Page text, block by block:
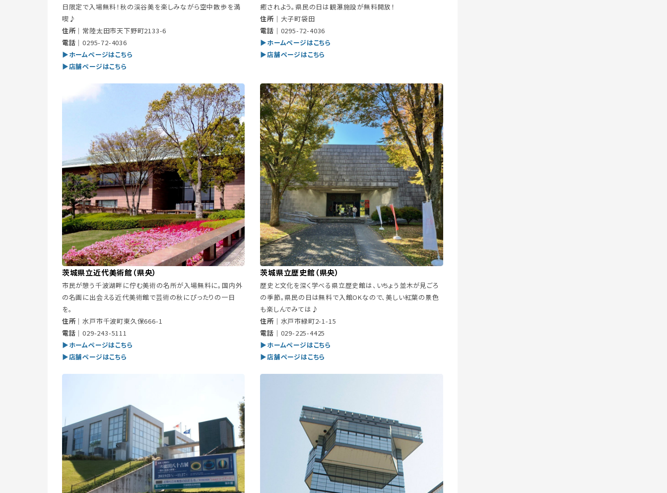
日限定で入場無料！秋の渓谷美を楽しみながら空中散歩を満
喫♪
住所｜ 常陸太田市天下野町2133-6
電話｜0295-72-4036
▶ホームページはこちら
▶店舗ページはこちら
癒されよう。県民の日は観瀑施設が無料開放！
住所｜ 大子町袋田
電話｜ 0295-72-4036
▶ホームページはこちら
▶店舗ページはこちら
茨城県立近代美術館（県央）
市民が憩う千波湖畔に佇む美術の名所が入場無料に。国内外
の名画に出会える近代美術館で芸術の秋にぴったりの一日
を。
住所｜水戸市千波町東久保666-1
電話｜029-243-5111
▶ホームページはこちら
▶店舗ページはこちら
茨城県立歴史館（県央）
歴史と文化を深く学べる県立歴史館は、いちょう並木が見ごろ
の季節。県民の日は無料で入館OKなので、美しい紅葉の景色
も楽しんでみては♪
住所｜ 水戸市緑町2-1-15
電話｜ 029-225-4425
▶ホームページはこちら
▶店舗ページはこちら